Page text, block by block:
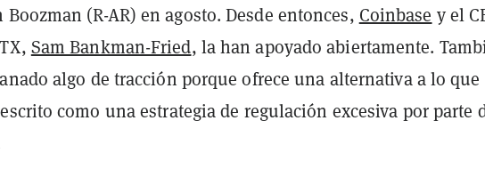
Boozman (R-AR) en agosto. Desde entonces, Coinbase y el
Sam Bankman-Fried, la han apoyado abiertamente.
algo de tracción porque ofrece una alternativa a lo que
como una estrategia de regulación excesiva por parte